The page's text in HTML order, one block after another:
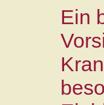
Ein